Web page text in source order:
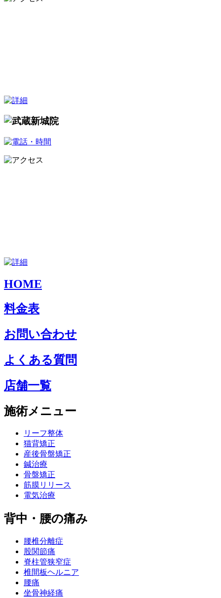
HOME
料金表
お問い合わせ
よくある質問
店舗一覧
施術メニュー
リーフ整体
猫背矯正
産後骨盤矯正
鍼治療
骨盤矯正
筋膜リリース
電気治療
背中・腰の痛み
腰椎分離症
股関節痛
脊柱管狭窄症
椎間板ヘルニア
腰痛
坐骨神経痛